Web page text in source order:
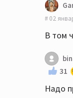
02
В том
31
Надо